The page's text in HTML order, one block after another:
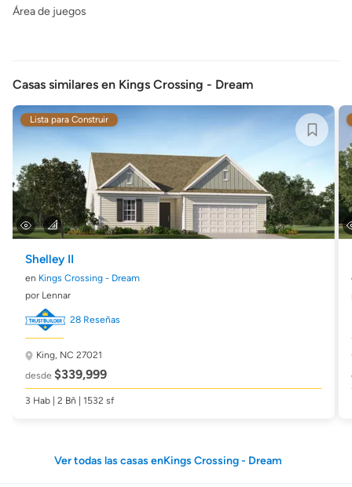
Área de juegos
Casas similares en Kings Crossing - Dream
Lista para Construir
Shelley II
en Kings Crossing - Dream
por Lennar
28 Reseñas
King, NC 27021
desde $339,999
3 Hab | 2 Bñ | 1532 sf
Ver todas las casas enKings Crossing - Dream